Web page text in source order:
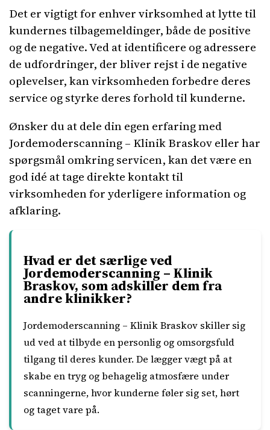
Det er vigtigt for enhver virksomhed at lytte til
kundernes tilbagemeldinger, både de positive
og de negative. Ved at identificere og adressere
de udfordringer, der bliver rejst i de negative
oplevelser, kan virksomheden forbedre deres
service og styrke deres forhold til kunderne.
Ønsker du at dele din egen erfaring med
Jordemoderscanning – Klinik Braskov eller har
spørgsmål omkring servicen, kan det være en
god idé at tage direkte kontakt til
virksomheden for yderligere information og
afklaring.
Hvad er det særlige ved
Jordemoderscanning – Klinik
Braskov, som adskiller dem fra
andre klinikker?
Jordemoderscanning – Klinik Braskov skiller sig
ud ved at tilbyde en personlig og omsorgsfuld
tilgang til deres kunder. De lægger vægt på at
skabe en tryg og behagelig atmosfære under
scanningerne, hvor kunderne føler sig set, hørt
og taget vare på.